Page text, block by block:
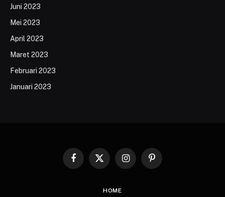
Juni 2023
Mei 2023
April 2023
Maret 2023
Februari 2023
Januari 2023
Facebook
X
InstagramPinterest
HOME